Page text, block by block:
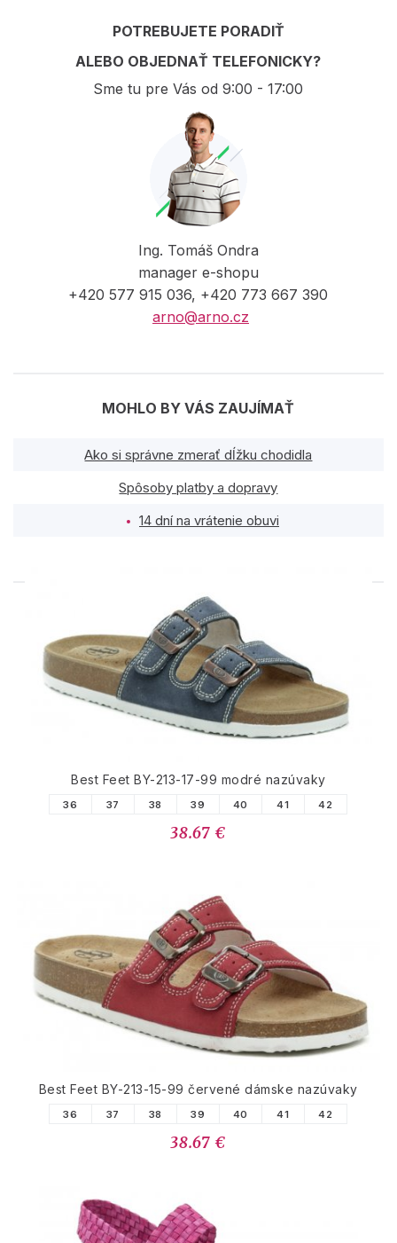
POTREBUJETE PORADIŤ
ALEBO OBJEDNAŤ TELEFONICKY?
Sme tu pre Vás od 9:00 - 17:00
Ing. Tomáš Ondra
manager e-shopu
+420 577 915 036, +420 773 667 390
arno@arno.cz
MOHLO BY VÁS ZAUJÍMAŤ
Ako si správne zmerať dĺžku chodidla
Spôsoby platby a dopravy
14 dní na vrátenie obuvi
PODOBNÉ PRODUKTY
Best Feet BY-213-17-99 modré nazúvaky
36 37 38 39 40 41 42
38.67 €
Best Feet BY-213-15-99 červené dámske nazúvaky
36 37 38 39 40 41 42
38.67 €